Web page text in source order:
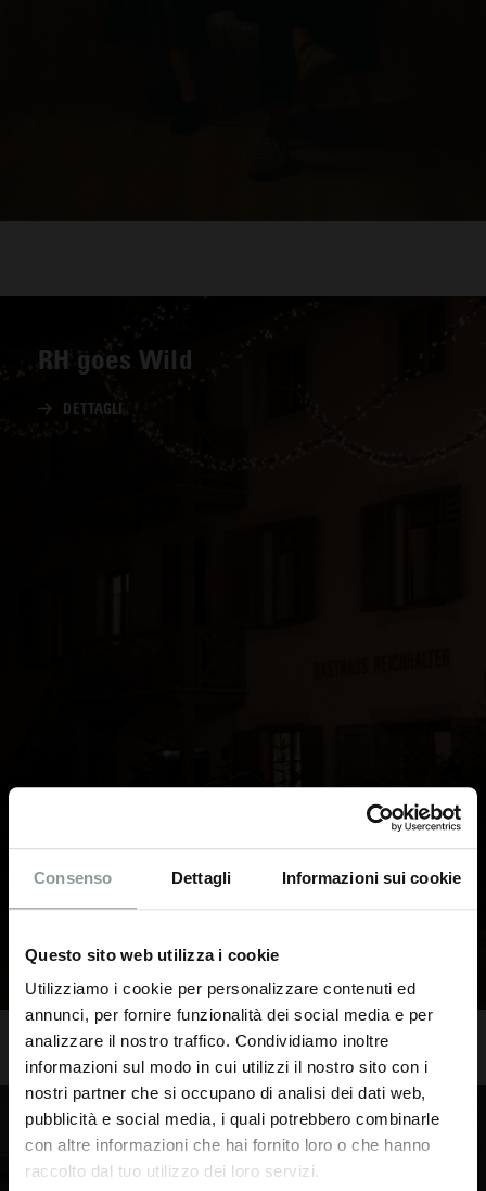
Consenso Dettagli Informazioni sui cookie
Questo sito web utilizza i cookie
Utilizziamo i cookie per personalizzare contenuti ed
annunci, per fornire funzionalità dei social media e per
analizzare il nostro traffico. Condividiamo inoltre
informazioni sul modo in cui utilizzi il nostro sito con i
nostri partner che si occupano di analisi dei dati web,
pubblicità e social media, i quali potrebbero combinarle
con altre informazioni che hai fornito loro o che hanno
raccolto dal tuo utilizzo dei loro servizi.
RH goes Wild
DETTAGLI
New Years Aperitivo